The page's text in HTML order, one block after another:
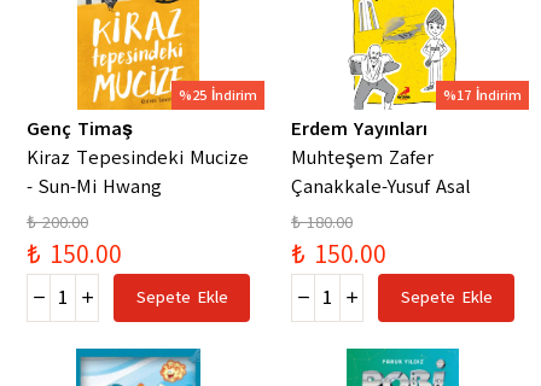
%25 İndirim
Genç Timaş
Kiraz Tepesindeki Mucize
- Sun-Mi Hwang
₺ 200.00
₺ 150.00
Sepete Ekle
%17 İndirim
Erdem Yayınları
Muhteşem Zafer
Çanakkale-Yusuf Asal
₺ 180.00
₺ 150.00
Sepete Ekle